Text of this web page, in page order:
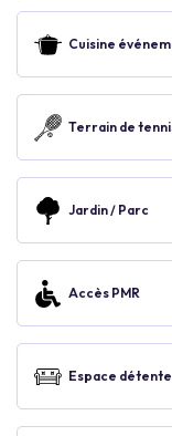
Cuisine
Terrain de
Jardin / Parc
Accès PMR
Espace détente